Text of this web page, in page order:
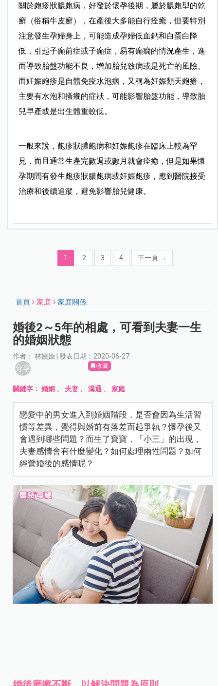
關於皰疹狀膿皰病，好發於懷孕後期，屬於膿皰型的乾
癬（俗稱牛皮癬），在產後大多能自行痊癒，但要特別
注意發生孕婦身上，可能造成孕婦低血鈣和白蛋白降
低，引起子癲前症或子癲症，易有癲癇的情況產生，進
而導致胎盤功能不良，增加胎兒致病或是死亡的風險。
而妊娠皰疹是自體免疫水泡病，又稱為妊娠類天皰瘡，
主要有水泡和搔癢的症狀，可能影響胎盤功能，導致胎
兒早產或是出生體重較低。
一般來說，皰疹狀膿皰病和妊娠皰疹在臨床上較為罕
見，而且通常生產完數週或數月就會痊癒，但是如果懷
孕期間有發生皰疹狀膿皰病或妊娠皰疹，應到醫院接受
治療和後續追蹤，避免影響胎兒健康。
1 2 3 4 下一頁 →
首頁 家庭 家庭關係
婚後2～5年的相處，可看到夫妻一生
的婚姻狀態
作者： 林嬪嬙 | 發表日期：2020-06-27
分享 收藏
關鍵字：婚姻 、 夫妻 、溝通 、家庭
戀愛中的男女進入到婚姻階段，是否會因為生活習
慣等差異，覺得與婚前有落差而起爭執？懷孕後又
會遇到哪些問題？而生了寶寶，「小三」的出現，
夫妻感情會有什麼變化？如何處理兩性問題？如何
經營婚後的感情呢？